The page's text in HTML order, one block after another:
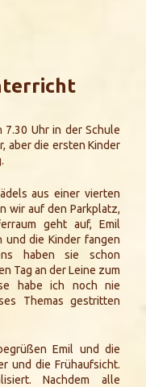
7.30 Uhr in der Schule
aber die ersten Kinder
aus einer vierten
wir auf den Parkplatz,
geht auf, Emil
und die Kinder fangen
haben sie schon
Tag an der Leine zum
habe ich noch nie
Themas gestritten
Emil und die
und die Frühaufsicht.
Nachdem alle